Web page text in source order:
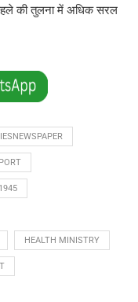
की तुलना में अधिक सरल
HEALTH MINISTRY